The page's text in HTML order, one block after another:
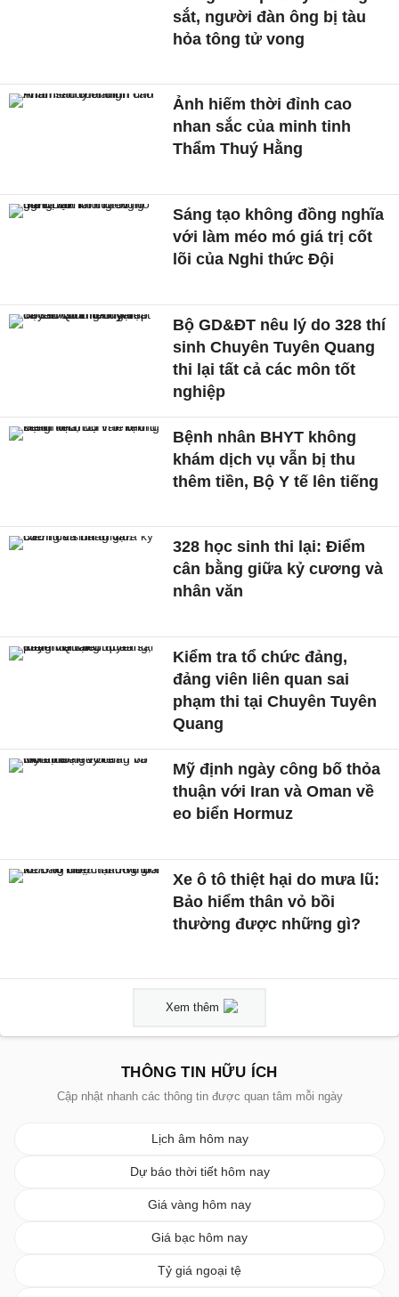
sắt, người đàn ông bị tàu
hỏa tông tử vong
Ảnh hiếm thời đỉnh cao
nhan sắc của minh tinh
Thẩm Thuý Hằng
Sáng tạo không đồng nghĩa
với làm méo mó giá trị cốt
lõi của Nghi thức Đội
Bộ GD&ĐT nêu lý do 328 thí
sinh Chuyên Tuyên Quang
thi lại tất cả các môn tốt
nghiệp
Bệnh nhân BHYT không
khám dịch vụ vẫn bị thu
thêm tiền, Bộ Y tế lên tiếng
328 học sinh thi lại: Điểm
cân bằng giữa kỷ cương và
nhân văn
Kiểm tra tổ chức đảng,
đảng viên liên quan sai
phạm thi tại Chuyên Tuyên
Quang
Mỹ định ngày công bố thỏa
thuận với Iran và Oman về
eo biển Hormuz
Xe ô tô thiệt hại do mưa lũ:
Bảo hiểm thân vỏ bồi
thường được những gì?
Xem thêm
THÔNG TIN HỮU ÍCH
Cập nhật nhanh các thông tin được quan tâm mỗi ngày
Lịch âm hôm nay
Dự báo thời tiết hôm nay
Giá vàng hôm nay
Giá bạc hôm nay
Tỷ giá ngoại tệ